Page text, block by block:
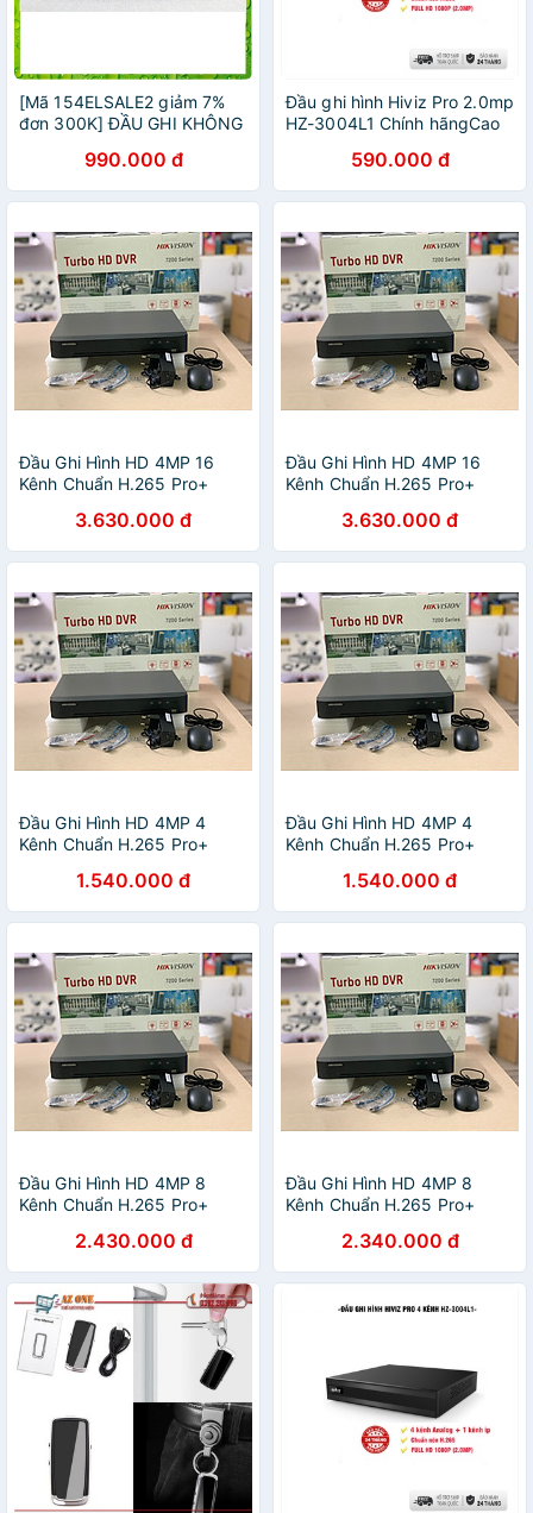
[Mã 154ELSALE2 giảm 7%
đơn 300K] ĐẦU GHI KHÔNG
990.000 đ
Đầu ghi hình Hiviz Pro 2.0mp
HZ-3004L1 Chính hãngCao
chính hãng590.000 đ
Đầu Ghi Hình HD 4MP 16
Kênh Chuẩn H.265 Pro+
Hàng Chính Hãng
3.630.000 đ
Đầu Ghi Hình HD 4MP 16
Kênh Chuẩn H.265 Pro+
- Hàng chính hãng
3.630.000 đ
Đầu Ghi Hình HD 4MP 4
Kênh Chuẩn H.265 Pro+
K1 - Hàng chính hãng
1.540.000 đ
Đầu Ghi Hình HD 4MP 4
Kênh Chuẩn H.265 Pro+
K1 - Hàng Chính Hãng
1.540.000 đ
Đầu Ghi Hình HD 4MP 8
Kênh Chuẩn H.265 Pro+
Hàng Chính Hãng
2.430.000 đ
Đầu Ghi Hình HD 4MP 8
Kênh Chuẩn H.265 Pro+
Hàng Chính Hãng
2.340.000 đ